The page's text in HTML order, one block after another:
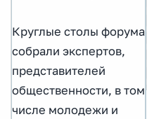
Круглые столы форума
собрали экспертов,
представителей
общественности, в том
числе молодежи и